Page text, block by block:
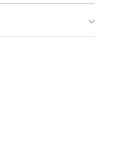
– 10kg)